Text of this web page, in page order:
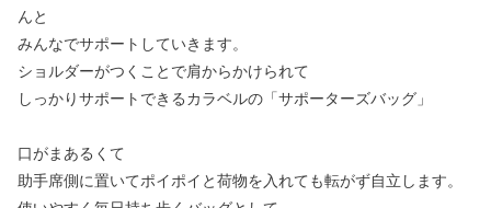
んと
みんなでサポートしていきます。
ショルダーがつくことで肩からかけられて
しっかりサポートできるカラベルの「サポーターズバッグ」
口がまあるくて
助手席側に置いてポイポイと荷物を入れても転がず自立します。